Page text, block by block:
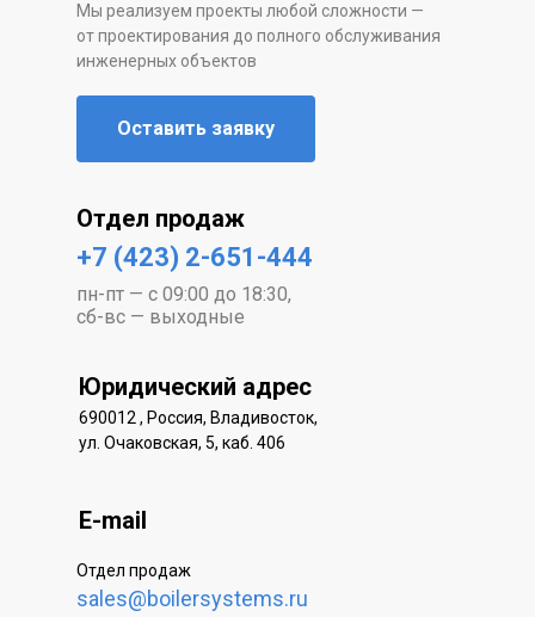
пн-пт — с 09:00 до 18:30,
сб-вс — выходные
Отдел продаж
sales@boilersystems.ru
690012 , Россия, Владивосток,
ул. Очаковская, 5, каб. 406
+7 (423) 2-651-444
Отдел продаж
E-mail
Юридический адрес
Мы реализуем проекты любой сложности —
от проектирования до полного обслуживания
инженерных объектов
Оставить заявку